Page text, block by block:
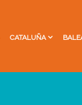
CATALUÑA